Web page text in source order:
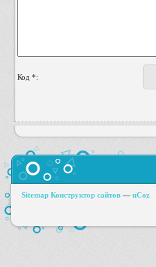
Код *:
Sitemap Конструктор сайтов — uCoz